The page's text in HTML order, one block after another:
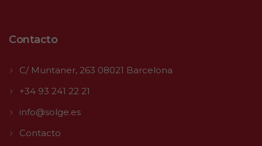
Contacto
C/ Muntaner, 263 08021 Barcelona
+34 93 241 22 21
info@solge.es
Contacto